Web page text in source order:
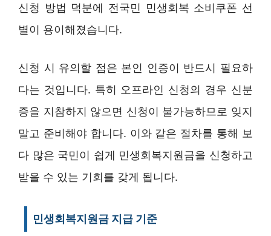
신청 방법 덕분에 전국민 민생회복 소비쿠폰 선
별이 용이해졌습니다.
신청 시 유의할 점은 본인 인증이 반드시 필요하
다는 것입니다. 특히 오프라인 신청의 경우 신분
증을 지참하지 않으면 신청이 불가능하므로 잊지
말고 준비해야 합니다. 이와 같은 절차를 통해 보
다 많은 국민이 쉽게 민생회복지원금을 신청하고
받을 수 있는 기회를 갖게 됩니다.
민생회복지원금 지급 기준